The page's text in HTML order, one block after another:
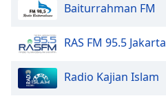
Opacity
Baiturrahman FM
RAS FM 95.5 Jakarta
Radio Kajian Islam